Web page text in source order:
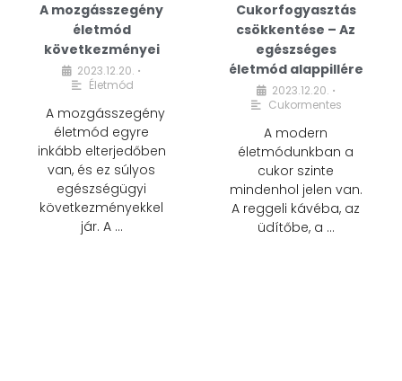
A mozgásszegény
életmód
következményei
2023.12.20. •
Életmód
A mozgásszegény
életmód egyre
inkább elterjedőben
van, és ez súlyos
egészségügyi
következményekkel
jár. A …
Cukorfogyasztás
csökkentése – Az
egészséges
életmód alappillére
2023.12.20. •
Cukormentes
A modern
életmódunkban a
cukor szinte
mindenhol jelen van.
A reggeli kávéba, az
üdítőbe, a …